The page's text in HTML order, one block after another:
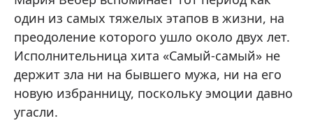
один из самых тяжелых этапов в жизни, на
преодоление которого ушло около двух лет.
Исполнительница хита «Самый-самый» не
держит зла ни на бывшего мужа, ни на его
новую избранницу, поскольку эмоции давно
угасли.